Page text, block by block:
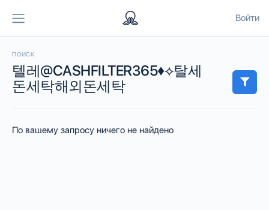
Войти
ПОИСК
텔레@CASHFILTER365♦⟡탈세
돈세탁해외돈세탁
По вашему запросу ничего не найдено